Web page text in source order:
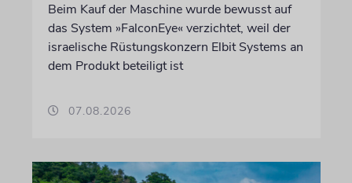
Beim Kauf der Maschine wurde bewusst auf
das System »FalconEye« verzichtet, weil der
israelische Rüstungskonzern Elbit Systems an
dem Produkt beteiligt ist
07.08.2026